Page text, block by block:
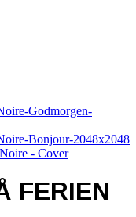
FERIEN